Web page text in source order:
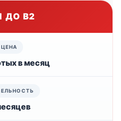
ДО B2
в месяц